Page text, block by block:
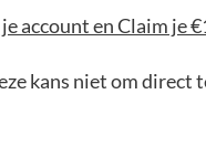
account en Claim je
kans niet om